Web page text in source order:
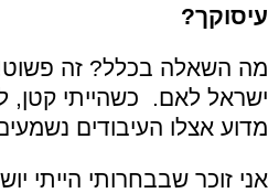
עיסוקך?
מה השאלה בכלל? זה
ישראל לאם. כשהייתי קטן,
מדוע אצלו העיבודים
אני זוכר שבבחרותי הייתי